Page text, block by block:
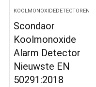
KOOLMONOXIDEDETECTOREN
Scondaor
Koolmonoxide
Alarm Detector
Nieuwste EN
50291:2018